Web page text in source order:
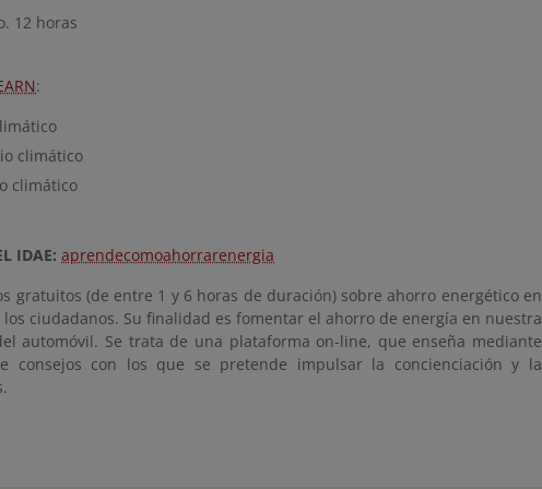
12 horas
:
climático
climático
IDAE: aprendecomoahorrarenergia
gratuitos (de entre 1 y 6 horas de duración) sobre ahorro energético en
ciudadanos. Su finalidad es fomentar el ahorro de energía en nuestra
automóvil. Se trata de una plataforma on-line, que enseña mediante
consejos con los que se pretende impulsar la concienciación y la